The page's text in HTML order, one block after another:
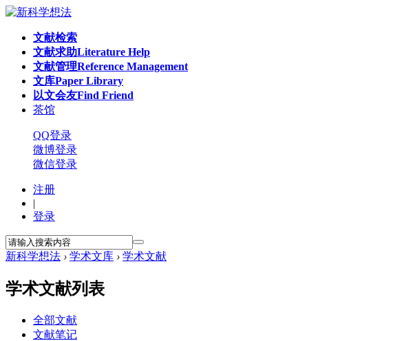
文献检索
文献求助Literature Help
文献管理Reference Management
文库Paper Library
以文会友Find Friend
茶馆
QQ登录
微博登录
微信登录
注册
|
登录
新科学想法 › 学术文库 › 学术文献
学术文献列表
全部文献
文献笔记